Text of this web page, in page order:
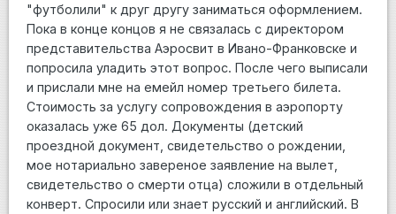
"футболили" к друг другу заниматься оформлением.
Пока в конце концов я не связалась с директором
представительства Аэросвит в Ивано-Франковске и
попросила уладить этот вопрос. После чего выписали
и прислали мне на емейл номер третьего билета.
Стоимость за услугу сопровождения в аэропорту
оказалась уже 65 дол. Документы (детский
проездной документ, свидетельство о рождении,
мое нотариально завереное заявление на вылет,
свидетельство о смерти отца) сложили в отдельный
конверт. Спросили или знает русский и английский. В